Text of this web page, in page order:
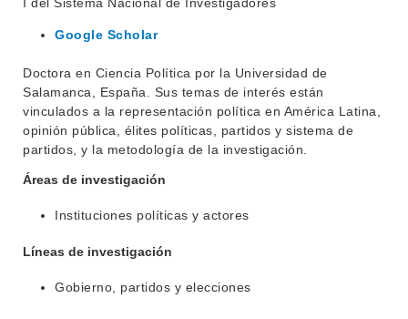
Google Scholar
Doctora en Ciencia Política por la Universidad de
Salamanca, España. Sus temas de interés están
vinculados a la representación política en América Latina,
opinión pública, élites políticas, partidos y sistema de
partidos, y la metodología de la investigación.
Áreas de investigación
Instituciones políticas y actores
Líneas de investigación
Gobierno, partidos y elecciones